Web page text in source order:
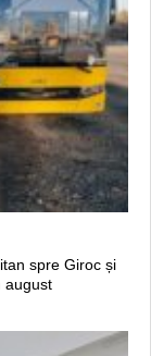
spre Giroc și
august